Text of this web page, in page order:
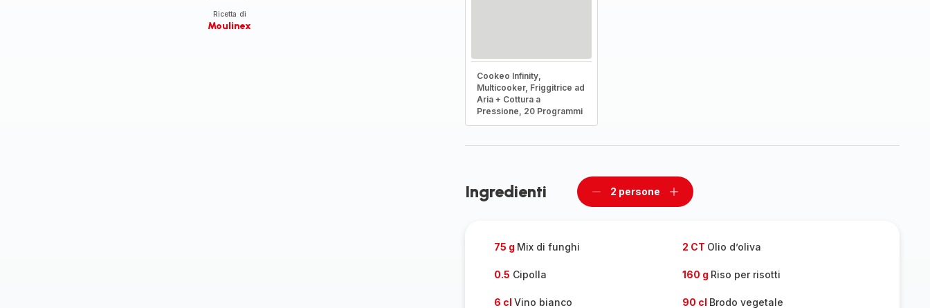
Ricetta di
Moulinex
Cookeo Infinity,
Multicooker, Friggitrice ad
Aria + Cottura a
Pressione, 20 Programmi
Ingredienti
Rimuovi
2 persone
Aggiungi
75 g Mix di funghi 2 CT Olio d’oliva
0.5 Cipolla 160 g Riso per risotti
6 cl Vino bianco 90 cl Brodo vegetale